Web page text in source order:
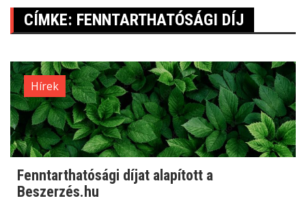
CÍMKE: FENNTARTHATÓSÁGI DÍJ
Hírek
Fenntarthatósági díjat alapított a
Beszerzés.hu